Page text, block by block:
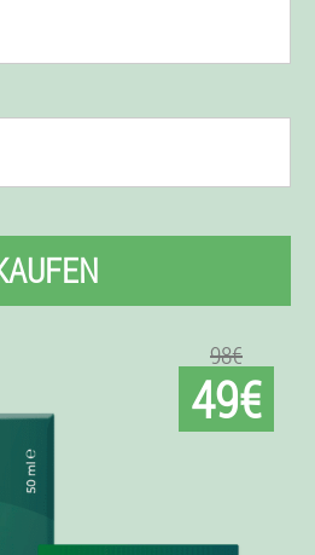
98€
49€